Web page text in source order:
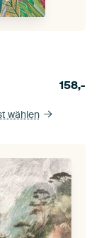
158,-
wählen